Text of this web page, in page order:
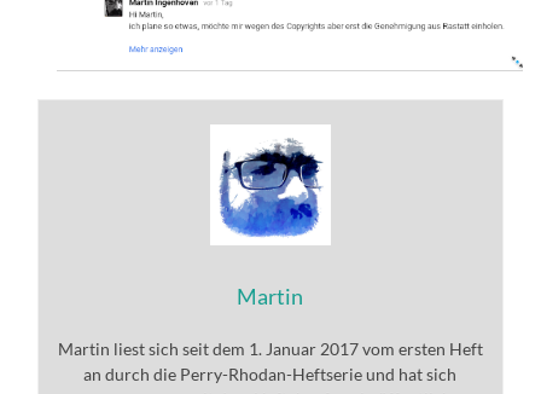
Martin
Martin liest sich seit dem 1. Januar 2017 vom ersten Heft
an durch die Perry-Rhodan-Heftserie und hat sich